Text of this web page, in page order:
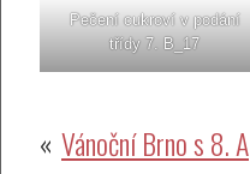
Pečení cukroví v podání
třídy 7. B_17
Navigace
Vánoční Brno s 8. A